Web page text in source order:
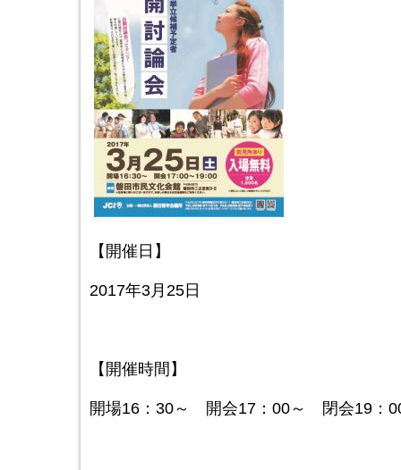
【開催日】
2017年3月25日
【開催時間】
開場16：30～ 開会17：00～ 閉会